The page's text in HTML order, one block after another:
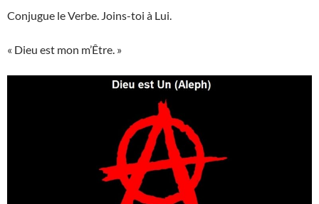
Conjugue le Verbe. Joins-toi à Lui.
« Dieu est mon m’Être. »